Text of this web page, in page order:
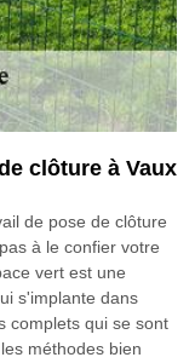
clôture à Vaux
de pose de clôture
à le confier votre
vert est une
s'implante dans
complets qui se sont
méthodes bien